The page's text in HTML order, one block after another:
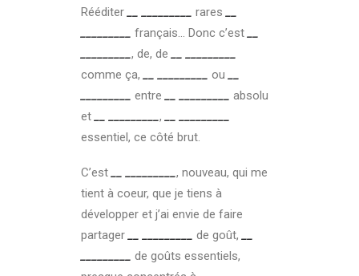
Rééditer__ _________ rares__
_________ français… Donc c’est__
_________, de, de__ _________
comme ça,__ _________ ou__
_________ entre__ _________ absolu
et__ _________,__ _________
essentiel, ce côté brut.
C’est__ _________, nouveau, qui me
tient à coeur, que je tiens à
développer et j’ai envie de faire
partager__ _________ de goût,__
_________ de goûts essentiels,